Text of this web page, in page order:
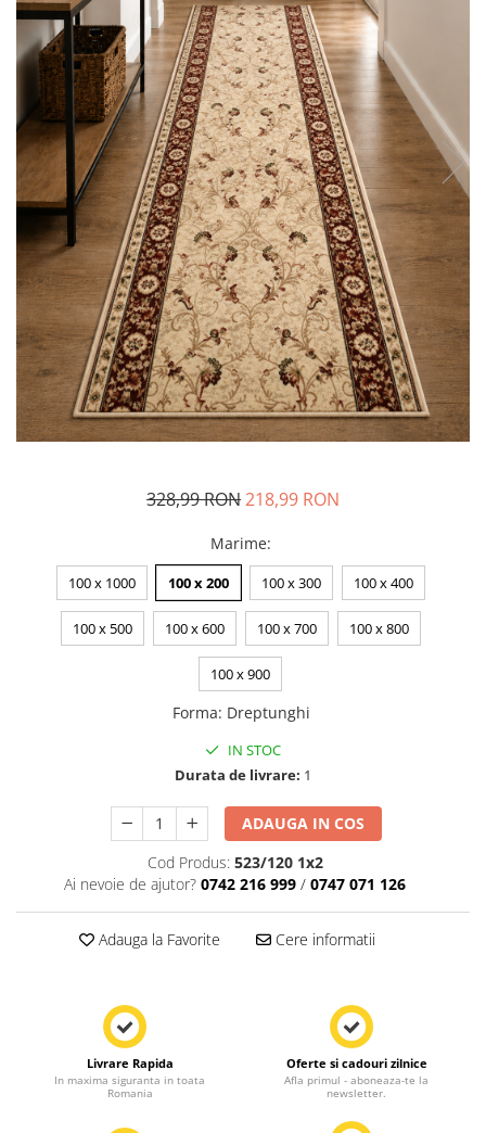
328,99 RON218,99 RON
Marime:
100 x 1000 100 x 200 100 x 300 100 x 400
100 x 500 100 x 600 100 x 700 100 x 800
100 x 900
Forma: Dreptunghi
IN STOC
Durata de livrare: 1
ADAUGA IN COS
Cod Produs: 523/120 1x2
Ai nevoie de ajutor? 0742 216 999 / 0747 071 126
Adauga la Favorite Cere informatii
Livrare Rapida
In maxima siguranta in toata
Romania
Oferte si cadouri zilnice
Afla primul - aboneaza-te la
newsletter.